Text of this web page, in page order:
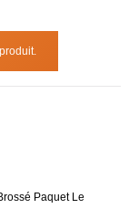
Paquet Le